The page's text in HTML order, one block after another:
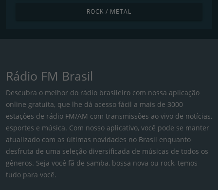
ROCK / METAL
Rádio FM Brasil
Descubra o melhor do rádio brasileiro com nossa aplicação
online gratuita, que lhe dá acesso fácil a mais de 3000
estações de rádio FM/AM com transmissões ao vivo de notícias,
esportes e música. Com nosso aplicativo, você pode se manter
atualizado com as últimas novidades no Brasil enquanto
desfruta de uma seleção diversificada de músicas de todos os
gêneros. Seja você fã de samba, bossa nova ou rock, temos
tudo para você.